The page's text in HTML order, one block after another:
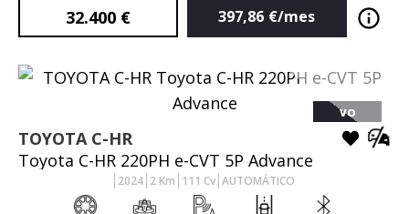
32.400 € 397,86 €/mes
VO
TOYOTA C-HR
Toyota C-HR 220PH e-CVT 5P Advance
2024 2 Km 111 Cv AUTOMÁTICO